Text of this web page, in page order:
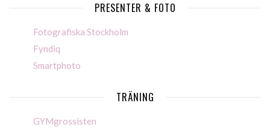
PRESENTER & FOTO
Fotografiska Stockholm
Fyndiq
Smartphoto
TRÄNING
GYMgrossisten